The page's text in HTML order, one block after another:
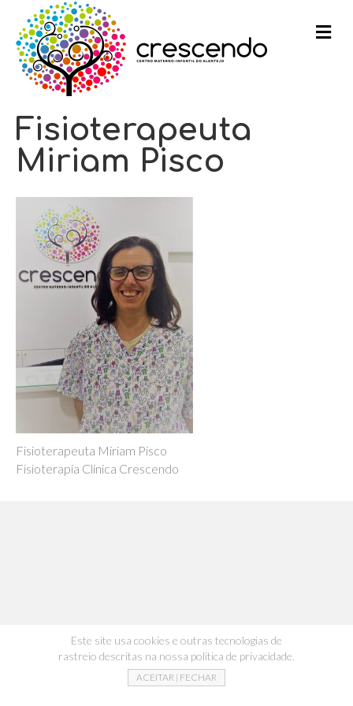
m
e
Fisioterapeuta
Miriam Pisco
Fisioterapeuta Miriam Pisco
Fisioterapia Clínica Crescendo
Este site usa cookies e outras tecnologias de
rastreio descritas na nossa politica de privacidade.
ACEITAR | FECHAR